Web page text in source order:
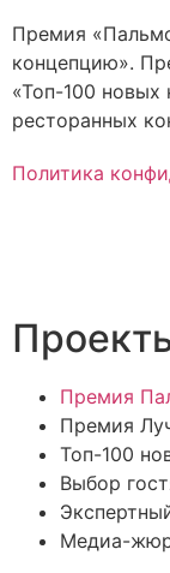
Премия
концепцию».
«Топ-100 новых
ресторанных
Политика
Премия
Премия
Топ-100
Выбор
Медиа-